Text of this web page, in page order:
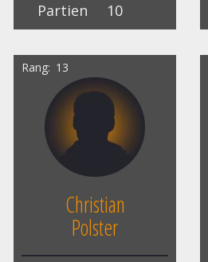
Partien
10
Rang 13
Christian
Polster